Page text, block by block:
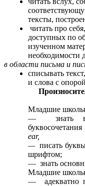
тексты,
читать про
доступных по
изученном
необходимости
в области письма и
списывать
и слова с
Младшие
— знать все
буквосочетания
ear,
—писать
шрифтом;
— знать
Младшие
— адекватно